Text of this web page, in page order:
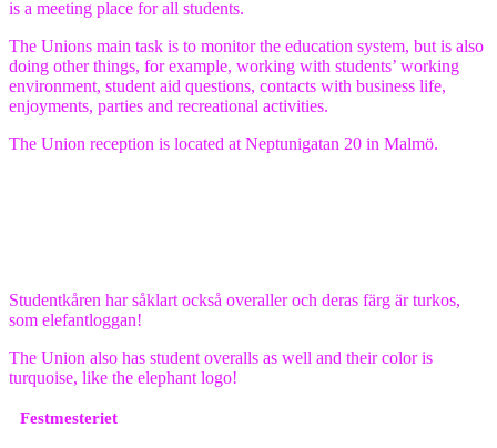
is a meeting place for all students.
The Unions main task is to monitor the education system, but is also
doing other things, for example, working with students’ working
environment, student aid questions, contacts with business life,
enjoyments, parties and recreational activities.
The Union reception is located at Neptunigatan 20 in Malmö.
Studentkåren har såklart också overaller och deras färg är turkos,
som elefantloggan!
The Union also has student overalls as well and their color is
turquoise, like the elephant logo!
Festmesteriet